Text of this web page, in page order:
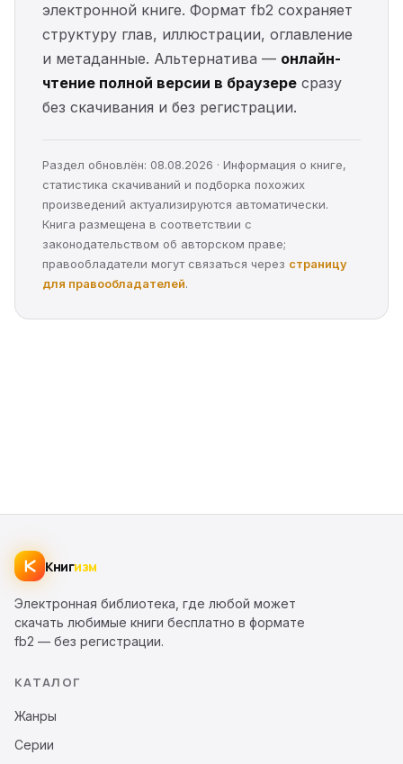
электронной книге. Формат fb2 сохраняет
структуру глав, иллюстрации, оглавление
и метаданные. Альтернатива — онлайн-
чтение полной версии в браузере сразу
без скачивания и без регистрации.
Раздел обновлён: 08.08.2026 · Информация о книге,
статистика скачиваний и подборка похожих
произведений актуализируются автоматически.
Книга размещена в соответствии с
законодательством об авторском праве;
правообладатели могут связаться через страницу
для правообладателей.
Книгизм
Электронная библиотека, где любой может
скачать любимые книги бесплатно в формате
fb2 — без регистрации.
КАТАЛОГ
Жанры
Серии